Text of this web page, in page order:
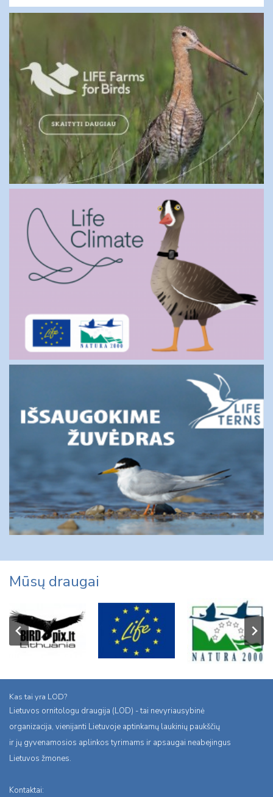
Mūsų draugai
Kas tai yra LOD?
Lietuvos ornitologu draugija (LOD) - tai nevyriausybinė
organizacija, vienijanti Lietuvoje aptinkamų laukinių paukščių
ir jų gyvenamosios aplinkos tyrimams ir apsaugai neabejingus
Lietuvos žmones.
Kontaktai: